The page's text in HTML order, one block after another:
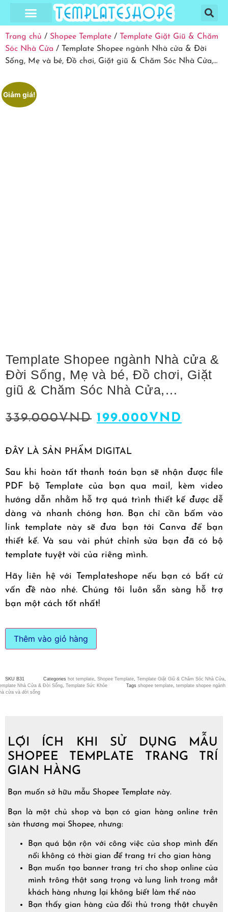
Trang chủ / Shopee Template /
Template Giặt Giũ & Chăm
Sóc Nhà Cửa / Template Shopee ngành Nhà cửa & Đời
Sống, Mẹ và bé, Đồ chơi, Giặt giũ & Chăm Sóc Nhà Cửa,…
Giảm giá!
Template Shopee ngành Nhà cửa &
Đời Sống, Mẹ và bé, Đồ chơi, Giặt
giũ & Chăm Sóc Nhà Cửa,…
339.000VND 199.000 VND
ĐÂY LÀ SẢN PHẨM DIGITAL
Sau khi hoàn tất thanh toán bạn sẽ nhận được file
PDF bộ Template của bạn qua mail, kèm video
hướng dẫn nhằm hỗ trợ quá trình thiết kế được dễ
dàng và nhanh chóng hơn. Bạn chỉ cần bấm vào
link template này sẽ đưa bạn tới Canva để bạn
thiết kế. Và sau vài phút chỉnh sửa bạn đã có bộ
template tuyệt vời của riêng mình.
Hãy liên hệ với Templateshope nếu bạn có bất cứ
vấn đề nào nhé. Chúng tôi luôn sẵn sàng hỗ trợ
bạn một cách tốt nhất!
Thêm vào giỏ hàng
SKU B31 Categories hot template, Shopee Template, Template Giặt Giũ & Chăm Sóc Nhà Cửa,
Nhà Cửa & Đời Sống, Template Sức Khỏe Tags shopee template, template shopee ngành
cửa và đời sống
LỢI ÍCH KHI SỬ DỤNG MẪU
SHOPEE TEMPLATE TRANG TRÍ
GIAN HÀNG
Bạn muốn sở hữu mẫu Shopee Template này.
Bạn là một chủ shop và bạn có gian hàng online trên
sàn thương mại Shopee, nhưng:
Bạn quá bận rộn với công việc của shop mình đến
nổi không có thời gian để trang trí cho gian hàng
Bạn muốn tạo banner trang trí cho shop online của
mình trông thật sang trọng và lung linh trong mắt
khách hàng nhưng lại không biết làm thế nào
Bạn thấy gian hàng của đối thủ trong thật chuyên